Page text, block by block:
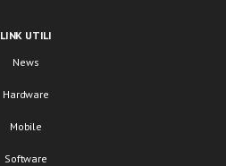
LINK UTILI
News
Hardware
Mobile
Software